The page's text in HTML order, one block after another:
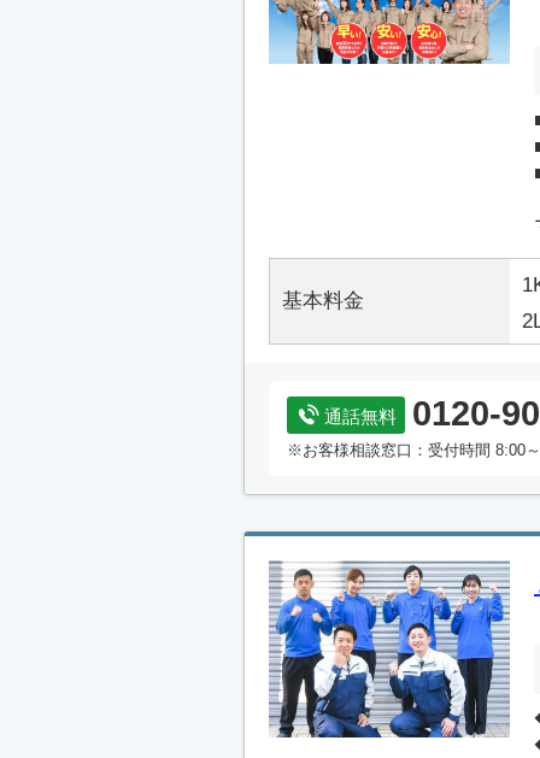
基本料金
通話無料 0120-
※お客様相談窓口：受付時間 8:00